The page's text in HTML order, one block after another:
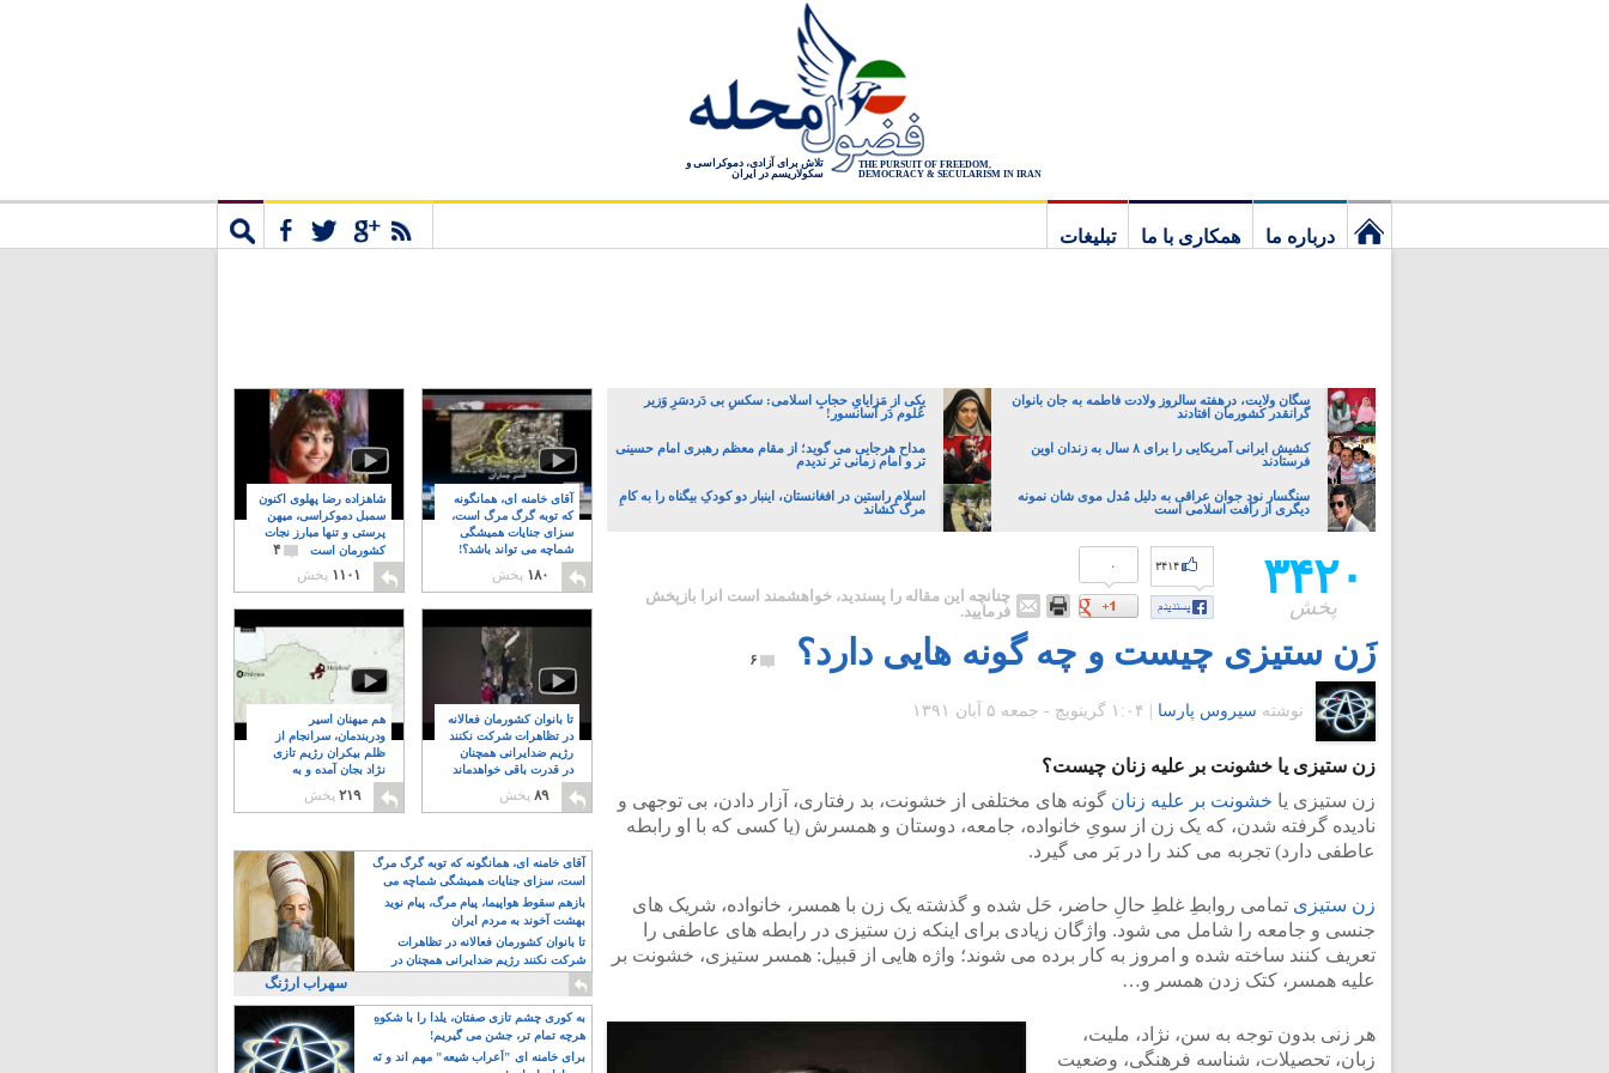
THE PURSUIT OF FREEDOM,
DEMOCRACY & SECULARISM IN IRAN
تلاش برای آزادی، دموکراسی و
سکولاریسم در ایران
درباره ما همکاری با ما
تبلیغات
سگان ولایت، درهفته سالروز ولادت فاطمه به جان بانوان
گرانقدر کشورمان افتادند
یکی از مَزایایِ حجابِ اسلامی: سکسِ بی دَردسَرِ وَزیر
عُلوم دَر آسانسور!
کشیش ایرانی آمریکایی را برای ۸ سال به زندان اوین
فرستادند
مداح هرجایی می گوید؛ از مقام معظم رهبری امام حسینی
تر و امام زمانی تر ندیدم
سنگسار نود جوان عراقی به دلیل مُدل موی شان نمونه
دیگری از رأفت اسلامی است
اسلامِ راستین در افغانستان، اینبار دو کودکِ بیگناه را به کامِ
مرگ کشاند
۳۴۲۰
پخش
۰ ۳۴۱۴
چنانچه این مقاله را پسندید، خواهشمند است آنرا بازپخش
فرمایید.
زَن ستیزی چیست و چه گونه هایی دارد؟ ۶
نوشته سیروس پارسا ۱:۰۴ گرينويچ - جمعه ۵ آبان ۱۳۹۱
زن ستیزی یا خشونت بر علیه زنان چیست؟
زن ستیزی یا خشونت بر علیه زنان گونه های مختلفی از خشونت، بد رفتاری، آزار دادن، بی توجهی و
نادیده گرفته شدن، که یک زن از سویِ خانواده، جامعه، دوستان و همسرش (یا کسی که با او رابطه
عاطفی دارد) تجربه می کند را در بَر می گیرد.
زن ستیزی تمامی روابطِ غلطِ حالِ حاضر، حَل شده و گذشته یک زن با همسر، خانواده، شریک های
جنسی و جامعه را شامل می شود. واژگان زیادی برای اینکه زن ستیزی در رابطه های عاطفی را
تعریف کنند ساخته شده و امروز به کار برده می شوند؛ واژه هایی از قبیل: همسر ستیزی، خشونت بر
علیه همسر، کتک زدن همسر و…
هر زنی بدون توجه به سن، نژاد، ملیت،
زبان، تحصیلات، شناسه فرهنگی، وضعیت
شاهزاده رضا پهلوی اکنون
سمبل دموکراسی، میهن
پرستی و تنها مبارز نجات
کشورمان است
۴
۱۱۰۱ پخش
آقای خامنه ای، همانگونه
که توبه گرگ مرگ است،
سزای جنایات همیشگی
شماچه می تواند باشد؟!
۸
۱۸۰ پخش
هم میهنان اسیر
ودربندمان، سرانجام از
ظلم بیکران رژیم تازی
نژاد بجان آمده و به
۲۱۹ پخش
تا بانوان کشورمان فعالانه
در تظاهرات شرکت نکنند
رژیم ضدایرانی همچنان
در قدرت باقی خواهدماند
۸
۸۹ پخش
آقای خامنه ای، همانگونه که توبه گرگ مرگ
است، سزای جنایات همیشگی شماچه می
تواند باشد؟!
بازهم سقوط هواپیما، پیام مرگ، پیام نوید
بهشت آخوند به مردم ایران
تا بانوان کشورمان فعالانه در تظاهرات
شرکت نکنند رژیم ضدایرانی همچنان در
قدرت باقی خواهدماند
سهراب ارژنگ
به کوری چشم تازی صفتان، یلدا را با شکوهِ
هرچه تمام تر، جشن می گیریم!
برای خامنه ای "اَعراب شیعه" مهم اند و نَه